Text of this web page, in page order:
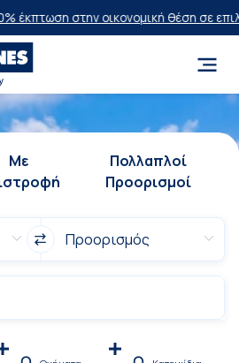
οικονομική θέση σε επιλεγμένα
Με
Πολλαπλοί
Προορισμοί